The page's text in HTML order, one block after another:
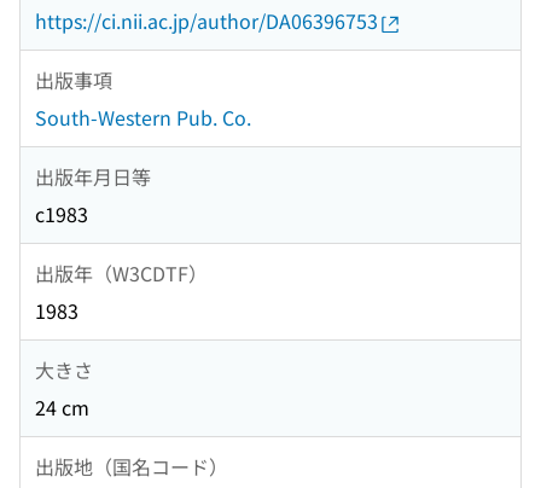
https://ci.nii.ac.jp/author/DA06396753
出版事項
South-Western Pub. Co.
出版年月日等
c1983
出版年（W3CDTF）
1983
大きさ
24 cm
出版地（国名コード）